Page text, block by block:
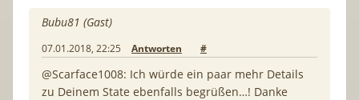
Bubu81 (Gast)
07.01.2018, 22:25 Antworten #
@Scarface1008: Ich würde ein paar mehr Details
zu Deinem State ebenfalls begrüßen…! Danke